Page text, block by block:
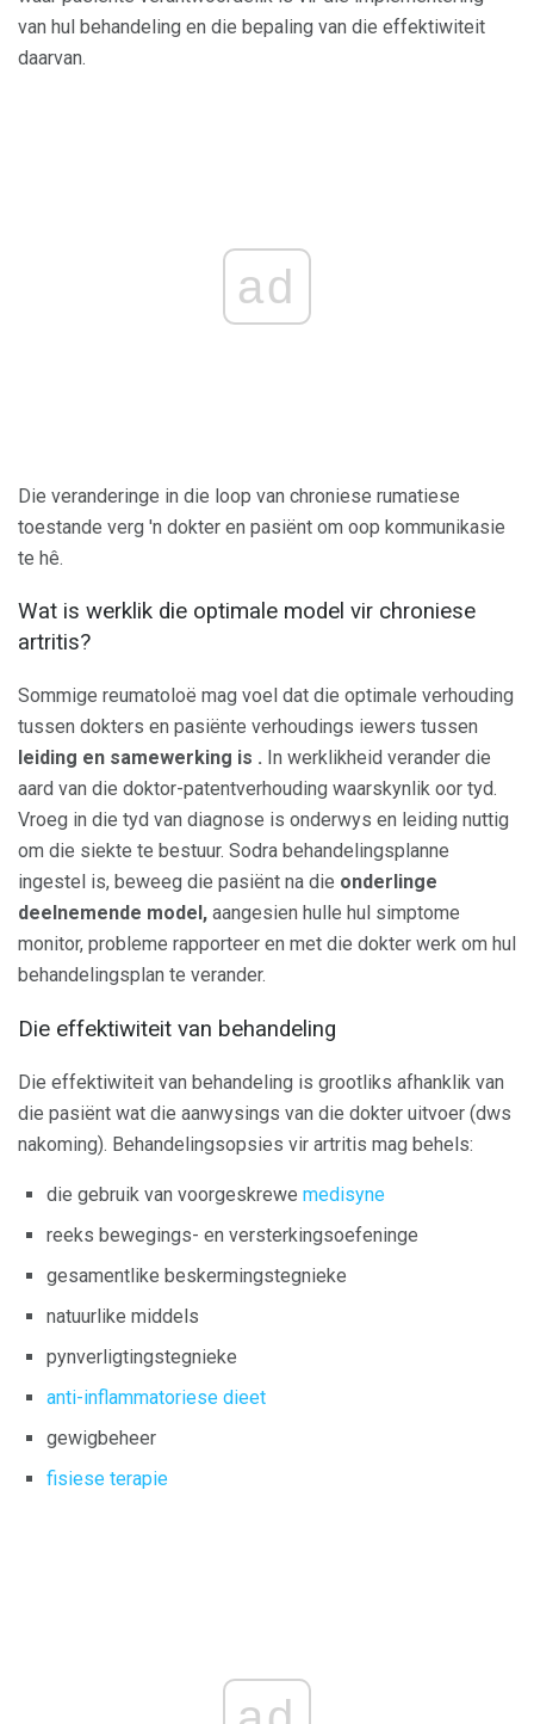
van hul behandeling en die bepaling van die effektiwiteit
daarvan.
ad
Die veranderinge in die loop van chroniese rumatiese
toestande verg 'n dokter en pasiënt om oop kommunikasie
te hê.
Wat is werklik die optimale model vir chroniese
artritis?
Sommige reumatoloë mag voel dat die optimale verhouding
tussen dokters en pasiënte verhoudings iewers tussen
leiding en samewerking is . In werklikheid verander die
aard van die doktor-patentverhouding waarskynlik oor tyd.
Vroeg in die tyd van diagnose is onderwys en leiding nuttig
om die siekte te bestuur. Sodra behandelingsplanne
ingestel is, beweeg die pasiënt na die onderlinge
deelnemende model, aangesien hulle hul simptome
monitor, probleme rapporteer en met die dokter werk om hul
behandelingsplan te verander.
Die effektiwiteit van behandeling
Die effektiwiteit van behandeling is grootliks afhanklik van
die pasiënt wat die aanwysings van die dokter uitvoer (dws
nakoming). Behandelingsopsies vir artritis mag behels:
die gebruik van voorgeskrewe medisyne
reeks bewegings- en versterkingsoefeninge
gesamentlike beskermingstegnieke
natuurlike middels
pynverligtingstegnieke
anti-inflammatoriese dieet
gewigbeheer
fisiese terapie